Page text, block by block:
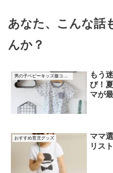
あなた、こんな話
んか？
男の子ベビーキッズ服コーデ
もう
び！
マが
おすすめ育児グッズ
ママ
リスト